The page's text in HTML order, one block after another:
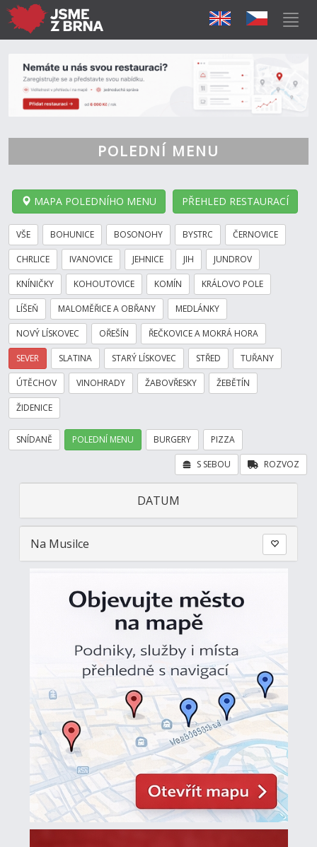
POLEDNÍ MENU
MAPA POLEDNÍHO MENU PŘEHLED RESTAURACÍ
VŠE BOHUNICE BOSONOHY BYSTRC ČERNOVICE
CHRLICE IVANOVICE JEHNICE JIH JUNDROV
KNÍNIČKY KOHOUTOVICE KOMÍN KRÁLOVO POLE
LÍŠEŇ MALOMĚŘICE A OBŘANY MEDLÁNKY
NOVÝ LÍSKOVEC OŘEŠÍN ŘEČKOVICE A MOKRÁ HORA
SEVER SLATINA STARÝ LÍSKOVEC STŘED TUŘANY
ÚTĚCHOV VINOHRADY ŽABOVŘESKY ŽEBĚTÍN
ŽIDENICE
SNÍDANĚ POLEDNÍ MENU BURGERY PIZZA
ROZVOZ
S SEBOU
DATUM
Na Musilce